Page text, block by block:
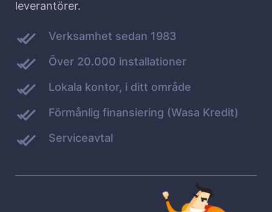
leverantörer.
Verksamhet sedan 1983
Över 20.000 installationer
Lokala kontor, i ditt område
Förmånlig finansiering (Wasa Kredit)
Serviceavtal